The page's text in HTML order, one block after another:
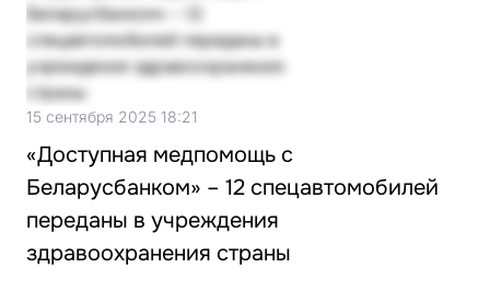
15 сентября 2025 18:21
«Доступная медпомощь с
Беларусбанком» – 12 спецавтомобилей
переданы в учреждения
здравоохранения страны